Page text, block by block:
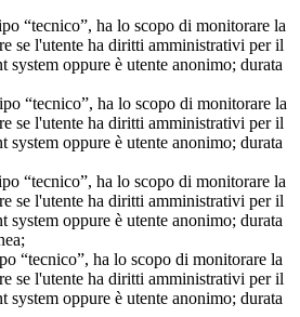
“tecnico”, ha lo scopo di monitorare la
se l'utente ha diritti amministrativi per il
system oppure è utente anonimo; durata
“tecnico”, ha lo scopo di monitorare la
se l'utente ha diritti amministrativi per il
system oppure è utente anonimo; durata
“tecnico”, ha lo scopo di monitorare la
se l'utente ha diritti amministrativi per il
system oppure è utente anonimo; durata
“tecnico”, ha lo scopo di monitorare la
se l'utente ha diritti amministrativi per il
system oppure è utente anonimo; durata